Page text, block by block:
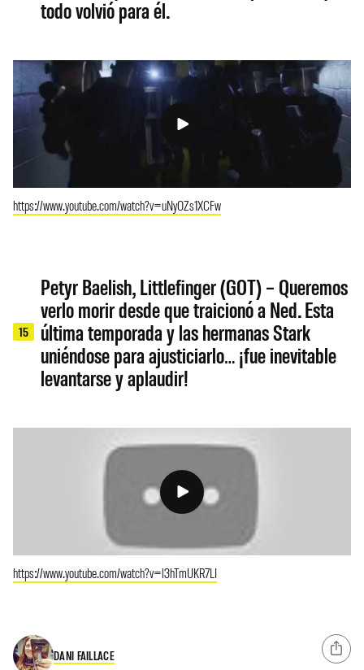
todo volvió para él.
https://www.youtube.com/watch?v=uNyOZs1XCFw
15
Petyr Baelish, Littlefinger (GOT) – Queremos
verlo morir desde que traicionó a Ned. Esta
última temporada y las hermanas Stark
uniéndose para ajusticiarlo… ¡fue inevitable
levantarse y aplaudir!
https://www.youtube.com/watch?v=l3hTmUKR7LI
DANI FAILLACE